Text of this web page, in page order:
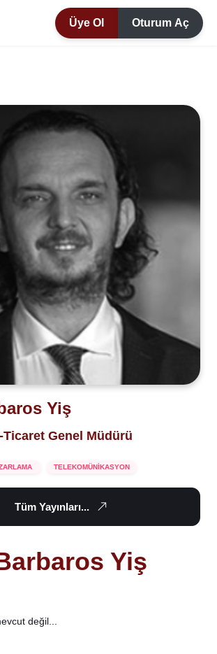
Üye Ol Oturum Aç
Yiş
Ticaret Genel Müdürü
TELEKOMÜNİKASYON
Tüm Yayınları...
Yiş
değil...